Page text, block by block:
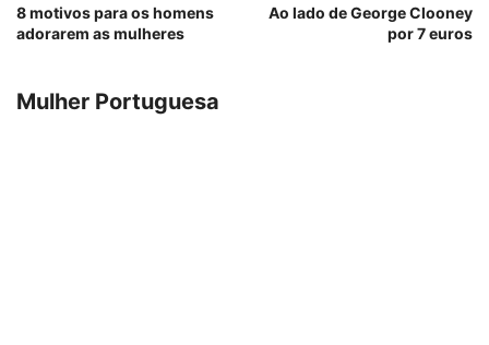
8 motivos para os homens
adorarem as mulheres
Ao lado de George Clooney
por 7 euros
Mulher Portuguesa